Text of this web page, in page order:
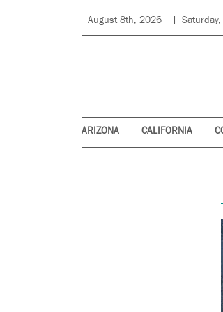
August 8th, 2026
ARIZONA CALIFORNIA